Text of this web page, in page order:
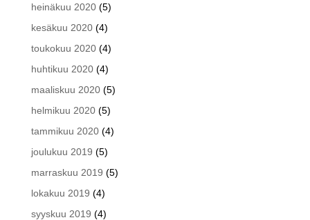
heinäkuu 2020(5)
kesäkuu 2020(4)
toukokuu 2020(4)
huhtikuu 2020(4)
maaliskuu 2020(5)
helmikuu 2020(5)
tammikuu 2020(4)
joulukuu 2019 (5)
marraskuu 2019 (5)
lokakuu 2019 (4)
syyskuu 2019 (4)